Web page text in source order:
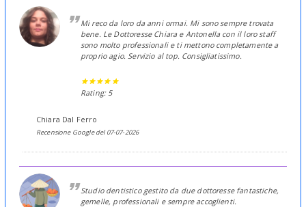
Mi reco da loro da anni ormai. Mi sono sempre trovata
bene. Le Dottoresse Chiara e Antonella con il loro staff
sono molto professionali e ti mettono completamente a
proprio agio. Servizio al top. Consigliatissimo.
Rating: 5
Chiara Dal Ferro
Recensione Google del 07-07-2026
Studio dentistico gestito da due dottoresse fantastiche,
gemelle, professionali e sempre accoglienti.